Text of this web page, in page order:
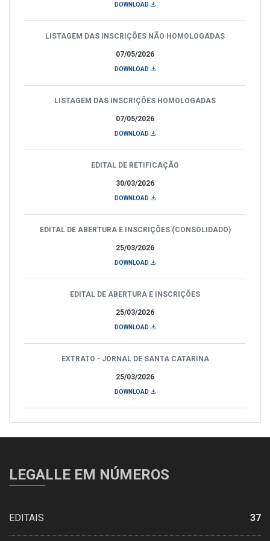
DOWNLOAD
07/05/2026
LISTAGEM DAS INSCRIÇÕES NÃO HOMOLOGADAS
DOWNLOAD
07/05/2026
LISTAGEM DAS INSCRIÇÕES HOMOLOGADAS
DOWNLOAD
30/03/2026
EDITAL DE RETIFICAÇÃO
DOWNLOAD
25/03/2026
EDITAL DE ABERTURA E INSCRIÇÕES (CONSOLIDADO)
DOWNLOAD
25/03/2026
EDITAL DE ABERTURA E INSCRIÇÕES
DOWNLOAD
25/03/2026
EXTRATO - JORNAL DE SANTA CATARINA
DOWNLOAD
LEGALLE EM NÚMEROS
EDITAIS 37